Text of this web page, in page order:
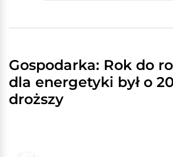
Gospodarka: Rok do
dla energetyki był o
droższy